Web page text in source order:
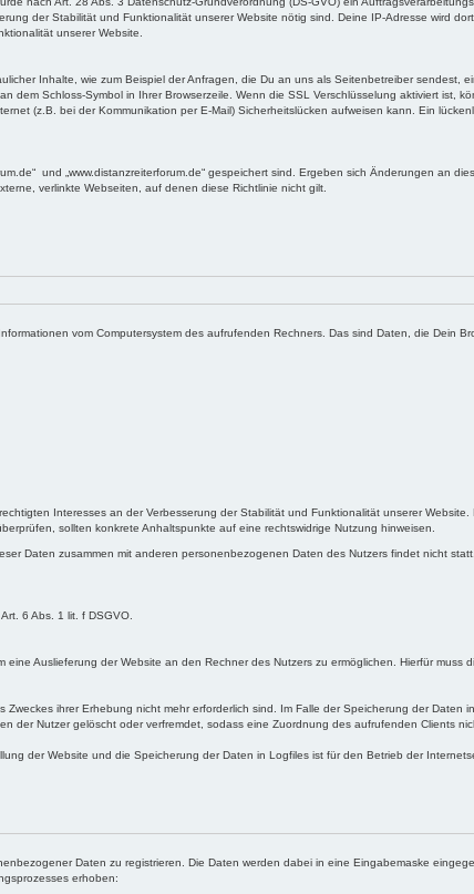
der Stabilität und Funktionalität unserer Website nötig sind. Deine IP-Adresse wird
unserer Website.
Inhalte, wie zum Beispiel der Anfragen, die Du an uns als Seitenbetreiber sendest,
dem Schloss-Symbol in Ihrer Browserzeile. Wenn die SSL Verschlüsselung aktiviert ist,
(z.B. bei der Kommunikation per E-Mail) Sicherheitslücken aufweisen kann. Ein
und „www.distanzreiterforum.de“ gespeichert sind. Ergeben sich Änderungen an
verlinkte Webseiten, auf denen diese Richtlinie nicht gilt.
vom Computersystem des aufrufenden Rechners. Das sind Daten, die Dein
Interesses an der Verbesserung der Stabilität und Funktionalität unserer
sollten konkrete Anhaltspunkte auf eine rechtswidrige Nutzung hinweisen.
Daten zusammen mit anderen personenbezogenen Daten des Nutzers findet nicht
6 Abs. 1 lit. f DSGVO.
Auslieferung der Website an den Rechner des Nutzers zu ermöglichen. Hierfür muss
ihrer Erhebung nicht mehr erforderlich sind. Im Falle der Speicherung der Daten
der Nutzer gelöscht oder verfremdet, sodass eine Zuordnung des aufrufenden Clients
der Website und die Speicherung der Daten in Logfiles ist für den Betrieb der
Daten zu registrieren. Die Daten werden dabei in eine Eingabemaske
erhoben: